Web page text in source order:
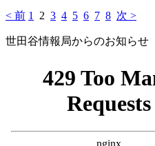
< 前 1 2 3 4 5 6 7 8 次 >
世田谷情報局からのお知らせ